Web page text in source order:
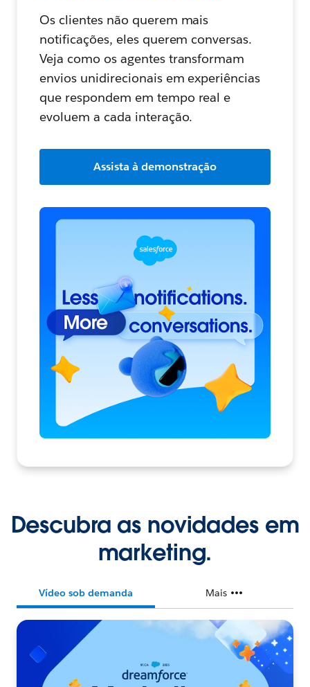
Os clientes não querem mais
notificações, eles querem conversas.
Veja como os agentes transformam
envios unidirecionais em experiências
que respondem em tempo real e
evoluem a cada interação.
Assista à demonstração
Descubra as novidades em
marketing.
Vídeo sob demanda Mais